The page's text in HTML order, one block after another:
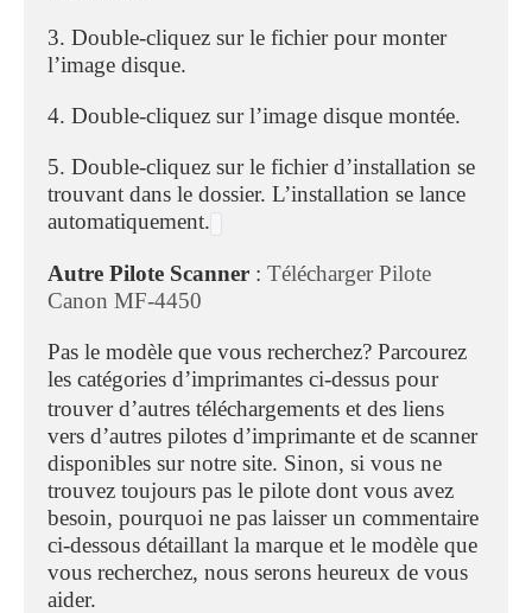
3. Double-cliquez sur le fichier pour monter
l’image disque.
4. Double-cliquez sur l’image disque montée.
5. Double-cliquez sur le fichier d’installation se
trouvant dans le dossier. L’installation se lance
automatiquement.
Autre Pilote Scanner : Télécharger Pilote
Canon MF-4450
Pas le modèle que vous recherchez? Parcourez
les catégories d’imprimantes ci-dessus pour
trouver d’autres téléchargements et des liens
vers d’autres pilotes d’imprimante et de scanner
disponibles sur notre site. Sinon, si vous ne
trouvez toujours pas le pilote dont vous avez
besoin, pourquoi ne pas laisser un commentaire
ci-dessous détaillant la marque et le modèle que
vous recherchez, nous serons heureux de vous
aider.